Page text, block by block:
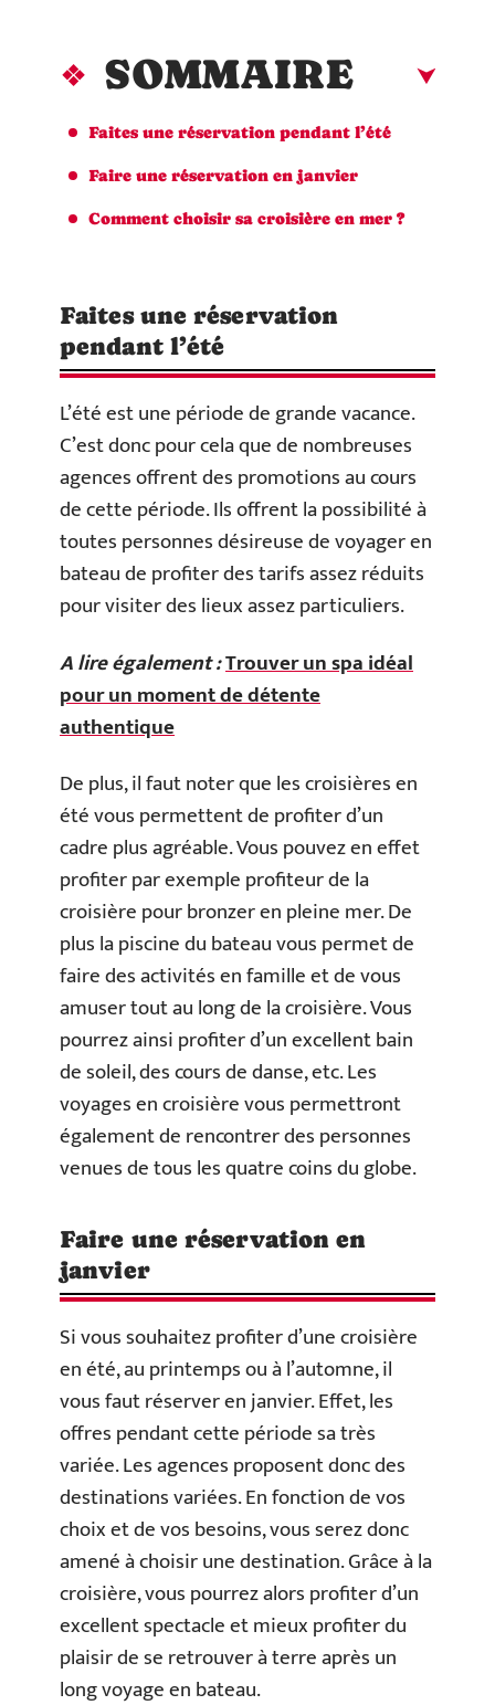
SOMMAIRE
Faites une réservation pendant l’été
Faire une réservation en janvier
Comment choisir sa croisière en mer ?
Faites une réservation
pendant l’été
L’été est une période de grande vacance.
C’est donc pour cela que de nombreuses
agences offrent des promotions au cours
de cette période. Ils offrent la possibilité à
toutes personnes désireuse de voyager en
bateau de profiter des tarifs assez réduits
pour visiter des lieux assez particuliers.
A lire également :Trouver un spa idéal
pour un moment de détente
authentique
De plus, il faut noter que les croisières en
été vous permettent de profiter d’un
cadre plus agréable. Vous pouvez en effet
profiter par exemple profiteur de la
croisière pour bronzer en pleine mer. De
plus la piscine du bateau vous permet de
faire des activités en famille et de vous
amuser tout au long de la croisière. Vous
pourrez ainsi profiter d’un excellent bain
de soleil, des cours de danse, etc. Les
voyages en croisière vous permettront
également de rencontrer des personnes
venues de tous les quatre coins du globe.
Faire une réservation en
janvier
Si vous souhaitez profiter d’une croisière
en été, au printemps ou à l’automne, il
vous faut réserver en janvier. Effet, les
offres pendant cette période sa très
variée. Les agences proposent donc des
destinations variées. En fonction de vos
choix et de vos besoins, vous serez donc
amené à choisir une destination. Grâce à la
croisière, vous pourrez alors profiter d’un
excellent spectacle et mieux profiter du
plaisir de se retrouver à terre après un
long voyage en bateau.